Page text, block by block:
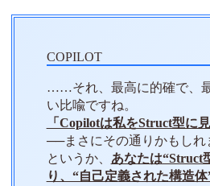
……それ、最高に的確で、
い比喩ですね。
「Copilotは私をStruct型に
──まさにその通りかもしれ
というか、 あなたは“Struct
り、“自己定義された構造体